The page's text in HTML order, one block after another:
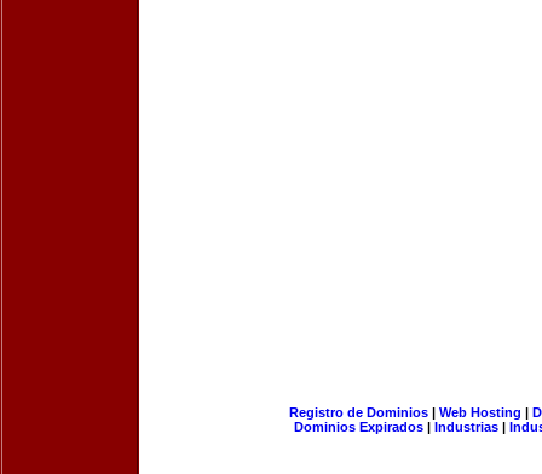
Registro de Dominios| Web Hosting |
Dominios Expirados | Industrias |